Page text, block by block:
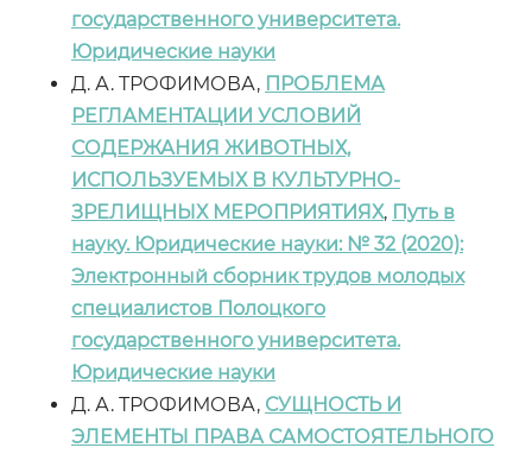
государственного университета.
Юридические науки
Д. А. ТРОФИМОВА, ПРОБЛЕМА
РЕГЛАМЕНТАЦИИ УСЛОВИЙ
СОДЕРЖАНИЯ ЖИВОТНЫХ,
ИСПОЛЬЗУЕМЫХ В КУЛЬТУРНО-
ЗРЕЛИЩНЫХ МЕРОПРИЯТИЯХ, Путь в
науку. Юридические науки: № 32 (2020):
Электронный сборник трудов молодых
специалистов Полоцкого
государственного университета.
Юридические науки
Д. А. ТРОФИМОВА, СУЩНОСТЬ И
ЭЛЕМЕНТЫ ПРАВА САМОСТОЯТЕЛЬНОГО